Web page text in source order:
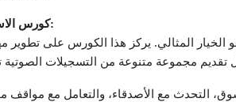
كورس الاستماع:
المثالي. يركز هذا الكورس على تطوير